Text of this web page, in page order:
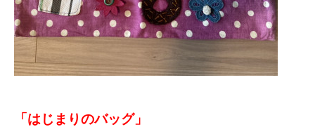
「はじまりのバッグ」